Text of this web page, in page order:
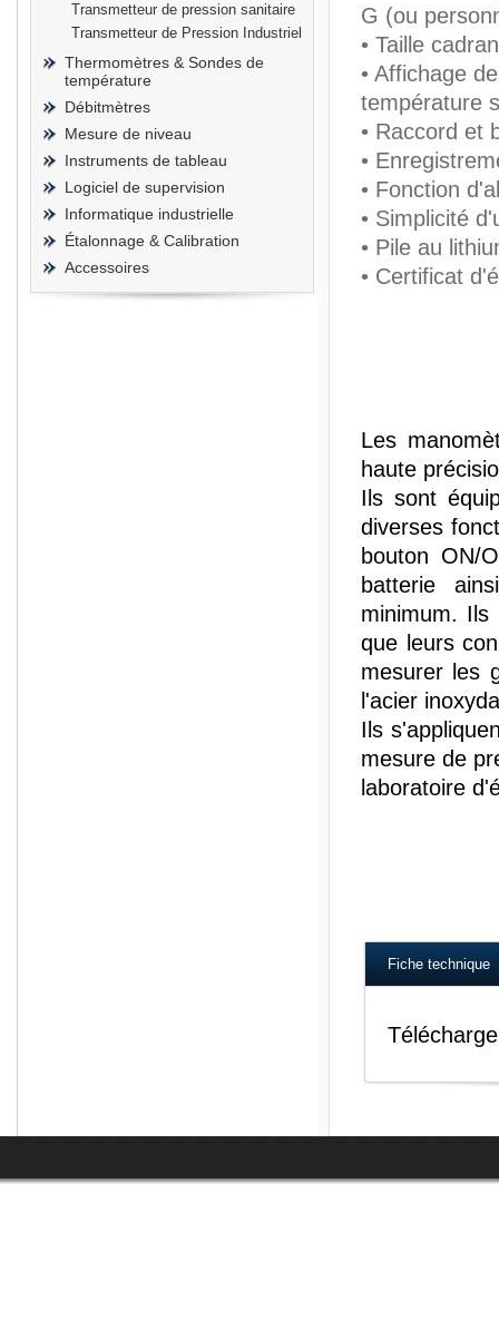
Transmetteur de pression sanitaire
Transmetteur de Pression Industriel
Thermomètres & Sondes de
température
Débitmètres
Mesure de niveau
Instruments de tableau
Logiciel de supervision
Informatique industrielle
Étalonnage & Calibration
Accessoires
G (ou
• Taille
• Affichage
température
• Raccord et
•
• Fonction
• Simplicité
• Pile au
• Certificat
Les
haute
Ils sont
diverses
bouton ON/
batterie
minimum.
que leurs
mesurer les
l'acier
Ils
mesure de
laboratoire
Fiche technique